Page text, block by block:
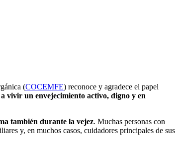
(COCEMFE) reconoce y agradece el papel
vivir un envejecimiento activo, digno y en
también durante la vejez. Muchas personas con
y, en muchos casos, cuidadores principales de sus